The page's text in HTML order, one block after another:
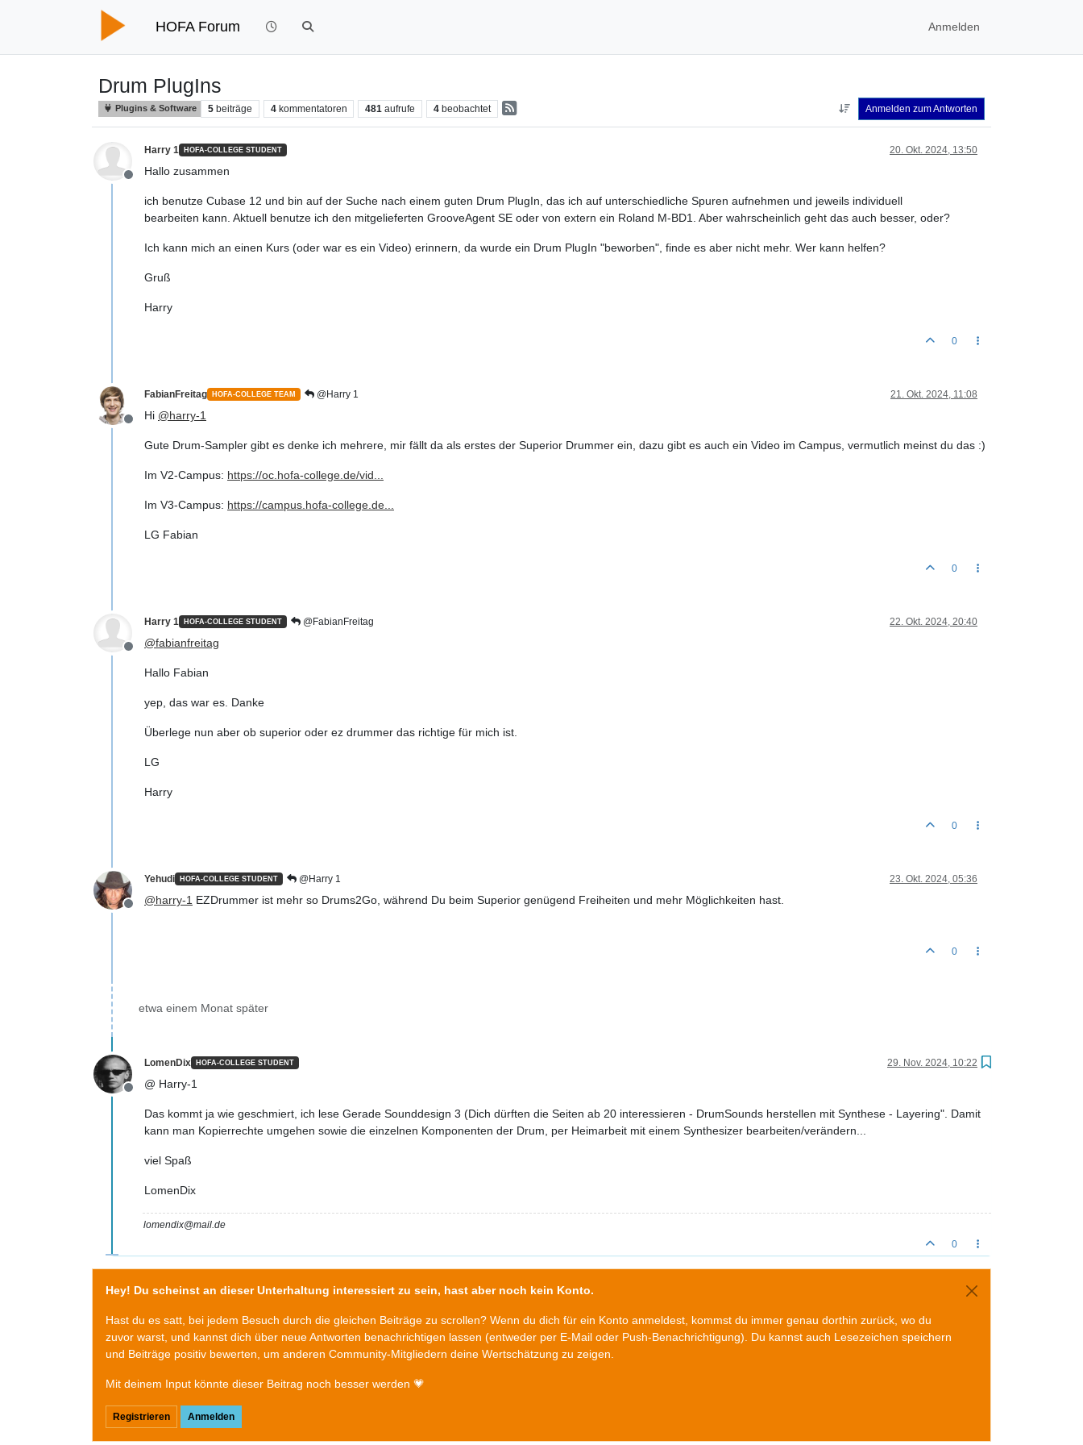
HOFA Forum Anmelden
Drum PlugIns
Plugins & Software 5 beiträge 4 kommentatoren 481 aufrufe 4 beobachtet Anmelden zum Antworten
Offline
Harry 1 HOFA-COLLEGE STUDENT 20. Okt. 2024, 13:50
Hallo zusammen
ich benutze Cubase 12 und bin auf der Suche nach einem guten Drum PlugIn, das ich auf unterschiedliche Spuren aufnehmen und jeweils individuell
bearbeiten kann. Aktuell benutze ich den mitgelieferten GrooveAgent SE oder von extern ein Roland M-BD1. Aber wahrscheinlich geht das auch besser, oder?
Ich kann mich an einen Kurs (oder war es ein Video) erinnern, da wurde ein Drum PlugIn "beworben", finde es aber nicht mehr. Wer kann helfen?
Gruß
Harry
0
Offline
FabianFreitag HOFA-COLLEGE TEAM @Harry 1 21. Okt. 2024, 11:08
Hi @harry-1
Gute Drum-Sampler gibt es denke ich mehrere, mir fällt da als erstes der Superior Drummer ein, dazu gibt es auch ein Video im Campus, vermutlich meinst du das :)
Im V2-Campus: https://oc.hofa-college.de/vid...
Im V3-Campus: https://campus.hofa-college.de...
LG Fabian
0
Offline
Harry 1 HOFA-COLLEGE STUDENT @FabianFreitag 22. Okt. 2024, 20:40
@fabianfreitag
Hallo Fabian
yep, das war es. Danke
Überlege nun aber ob superior oder ez drummer das richtige für mich ist.
LG
Harry
0
Offline
Yehudi HOFA-COLLEGE STUDENT @Harry 1 23. Okt. 2024, 05:36
@harry-1 EZDrummer ist mehr so Drums2Go, während Du beim Superior genügend Freiheiten und mehr Möglichkeiten hast.
0
etwa einem Monat später
Offline
LomenDix HOFA-COLLEGE STUDENT 29. Nov. 2024, 10:22
@ Harry-1
Das kommt ja wie geschmiert, ich lese Gerade Sounddesign 3 (Dich dürften die Seiten ab 20 interessieren - DrumSounds herstellen mit Synthese - Layering". Damit
kann man Kopierrechte umgehen sowie die einzelnen Komponenten der Drum, per Heimarbeit mit einem Synthesizer bearbeiten/verändern...
viel Spaß
LomenDix
lomendix@mail.de
0
Hey! Du scheinst an dieser Unterhaltung interessiert zu sein, hast aber noch kein Konto.
Hast du es satt, bei jedem Besuch durch die gleichen Beiträge zu scrollen? Wenn du dich für ein Konto anmeldest, kommst du immer genau dorthin zurück, wo du
zuvor warst, und kannst dich über neue Antworten benachrichtigen lassen (entweder per E-Mail oder Push-Benachrichtigung). Du kannst auch Lesezeichen speichern
und Beiträge positiv bewerten, um anderen Community-Mitgliedern deine Wertschätzung zu zeigen.
Mit deinem Input könnte dieser Beitrag noch besser werden 💗
Registrieren Anmelden